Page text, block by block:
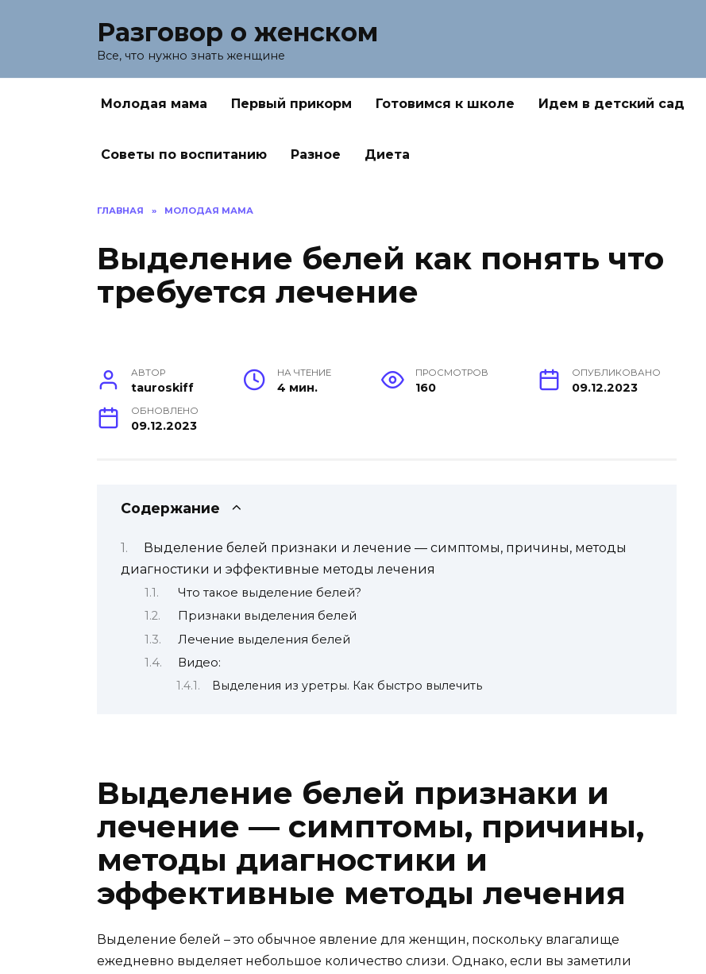
Разговор о женском
Все, что нужно знать женщине
Молодая мама Первый прикорм Готовимся к школе Идем в детский сад
Советы по воспитанию Разное Диета
ГЛАВНАЯ » МОЛОДАЯ МАМА
Выделение белей как понять что
требуется лечение
АВТОР
tauroskiff
НА ЧТЕНИЕ
4 мин.
ПРОСМОТРОВ
160
ОПУБЛИКОВАНО
09.12.2023
ОБНОВЛЕНО
09.12.2023
Содержание
Выделение белей признаки и лечение — симптомы, причины, методы
диагностики и эффективные методы лечения
Что такое выделение белей?
Признаки выделения белей
Лечение выделения белей
Видео:
Выделения из уретры. Как быстро вылечить
Выделение белей признаки и
лечение — симптомы, причины,
методы диагностики и
эффективные методы лечения
Выделение белей – это обычное явление для женщин, поскольку влагалище
ежедневно выделяет небольшое количество слизи. Однако, если вы заметили